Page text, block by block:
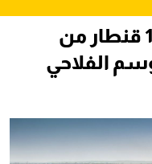
كلميم-وادنون: توزيع 180 قنطار من
الفلاحي